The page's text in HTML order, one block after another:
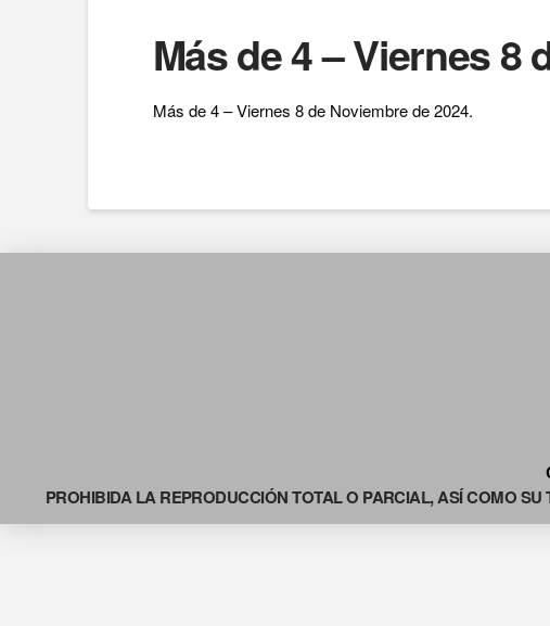
Más de 4 – Viernes 8
Más de 4 – Viernes 8 de Noviembre de 2024.
PROHIBIDA LA REPRODUCCIÓN TOTAL O PARCIAL, ASÍ COMO